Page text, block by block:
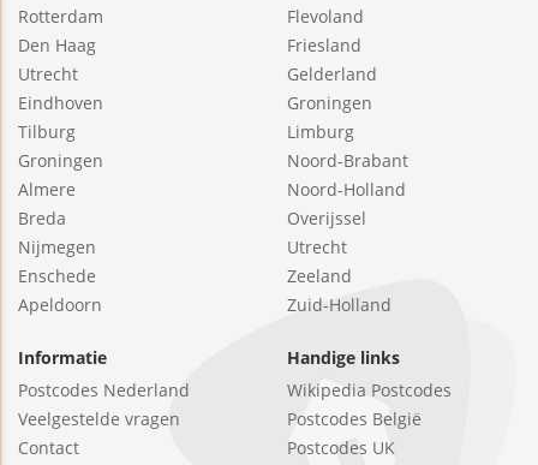
Rotterdam
Den Haag
Utrecht
Eindhoven
Tilburg
Groningen
Almere
Breda
Nijmegen
Enschede
Apeldoorn
Flevoland
Friesland
Gelderland
Groningen
Limburg
Noord-Brabant
Noord-Holland
Overijssel
Utrecht
Zeeland
Zuid-Holland
Informatie
Postcodes Nederland
Veelgestelde vragen
Contact
Handige links
Wikipedia Postcodes
Postcodes België
Postcodes UK